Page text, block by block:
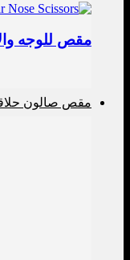
مقص للوجه
مقص صالون